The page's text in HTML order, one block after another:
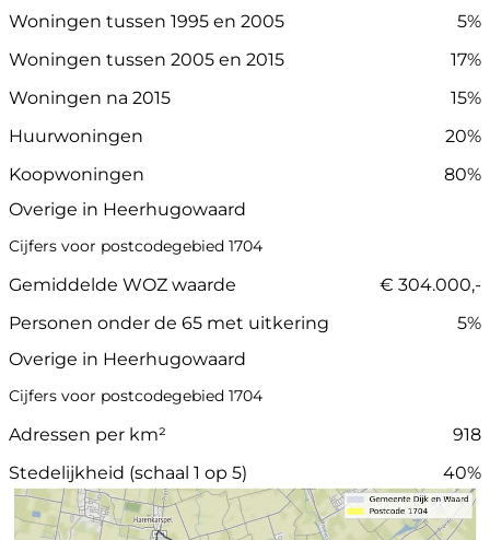
Woningen tussen 1995 en 2005
5%
Woningen tussen 2005 en 2015
17%
Woningen na 2015
15%
Huurwoningen
20%
Koopwoningen
80%
Overige in Heerhugowaard
Cijfers voor postcodegebied 1704
Gemiddelde WOZ waarde
€ 304.000,-
Personen onder de 65 met uitkering
5%
Overige in Heerhugowaard
Cijfers voor postcodegebied 1704
Adressen per km²
918
Stedelijkheid (schaal 1 op 5)
40%